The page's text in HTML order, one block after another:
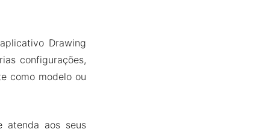
Drawing
configurações,
como modelo ou
atenda aos seus